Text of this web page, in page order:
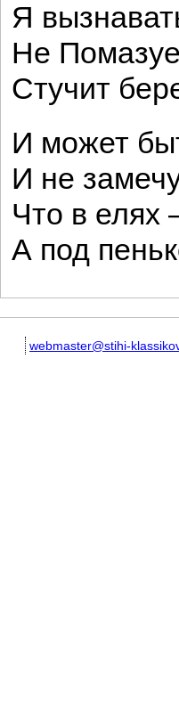
Я
Не
Стучит
И может
И не
Что в елях
А под
webmaster@stihi-